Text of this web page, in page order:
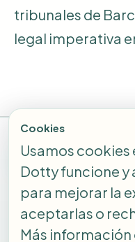
tribunales de
legal imperativa
Dotty
Aviso legalPrivacidad
Por qué Dotty
Cookies
Usamos cookies
Dotty funcione y
para mejorar la
aceptarlas o
Más información